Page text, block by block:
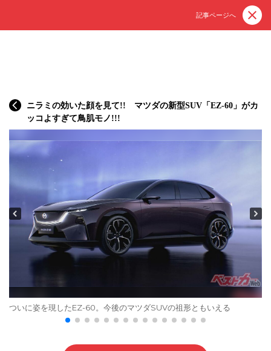
記事ページへ
ニラミの効いた顔を見て!! マツダの新型SUV「EZ-60」がカ
ッコよすぎて鳥肌モノ!!!
ついに姿を現したEZ-60。今後のマツダSUVの祖形ともいえる